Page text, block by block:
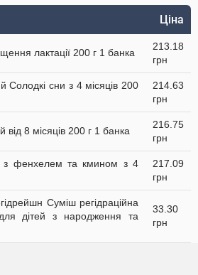
Ціна
лактації 200 г 1 банка
213.18
грн
Солодкі сни з 4 місяців 200
214.63
грн
8 місяців 200 г 1 банка
216.75
грн
з фенхелем та кмином з 4
217.09
грн
Суміш регідраційна
дітей з народження та
33.30
грн